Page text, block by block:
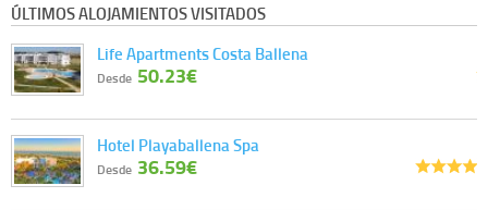
ÚLTIMOS ALOJAMIENTOS VISITADOS
Life Apartments Costa Ballena
Desde 50.23€
Hotel Playaballena Spa
Desde 36.59€